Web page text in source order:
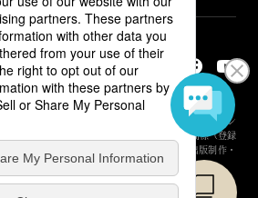
電子書店・電子書籍配信サービスが、著作権者からコン
た正規版配信サービスであることを示す登録商標（登録
です。詳しくは［ABJマーク］または［電子出版制作・
してください。